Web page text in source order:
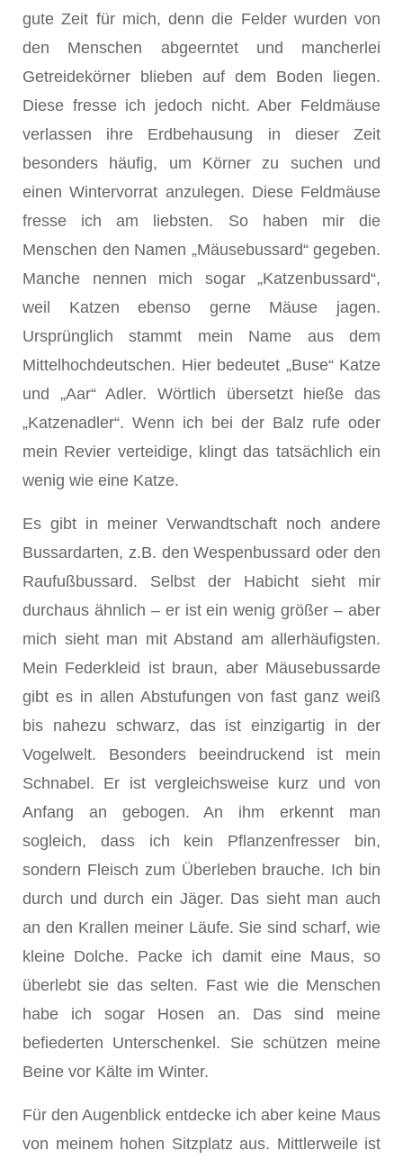
gute Zeit für mich, denn die Felder wurden von
den Menschen abgeerntet und mancherlei
Getreidekörner blieben auf dem Boden liegen.
Diese fresse ich jedoch nicht. Aber Feldmäuse
verlassen ihre Erdbehausung in dieser Zeit
besonders häufig, um Körner zu suchen und
einen Wintervorrat anzulegen. Diese Feldmäuse
fresse ich am liebsten. So haben mir die
Menschen den Namen „Mäusebussard“ gegeben.
Manche nennen mich sogar „Katzenbussard“,
weil Katzen ebenso gerne Mäuse jagen.
Ursprünglich stammt mein Name aus dem
Mittelhochdeutschen. Hier bedeutet „Buse“ Katze
und „Aar“ Adler. Wörtlich übersetzt hieße das
„Katzenadler“. Wenn ich bei der Balz rufe oder
mein Revier verteidige, klingt das tatsächlich ein
wenig wie eine Katze.
Es gibt in meiner Verwandtschaft noch andere
Bussardarten, z.B. den Wespenbussard oder den
Raufußbussard. Selbst der Habicht sieht mir
durchaus ähnlich – er ist ein wenig größer – aber
mich sieht man mit Abstand am allerhäufigsten.
Mein Federkleid ist braun, aber Mäusebussarde
gibt es in allen Abstufungen von fast ganz weiß
bis nahezu schwarz, das ist einzigartig in der
Vogelwelt. Besonders beeindruckend ist mein
Schnabel. Er ist vergleichsweise kurz und von
Anfang an gebogen. An ihm erkennt man
sogleich, dass ich kein Pflanzenfresser bin,
sondern Fleisch zum Überleben brauche. Ich bin
durch und durch ein Jäger. Das sieht man auch
an den Krallen meiner Läufe. Sie sind scharf, wie
kleine Dolche. Packe ich damit eine Maus, so
überlebt sie das selten. Fast wie die Menschen
habe ich sogar Hosen an. Das sind meine
befiederten Unterschenkel. Sie schützen meine
Beine vor Kälte im Winter.
Für den Augenblick entdecke ich aber keine Maus
von meinem hohen Sitzplatz aus. Mittlerweile ist